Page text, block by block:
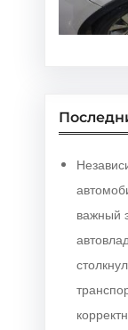
важный